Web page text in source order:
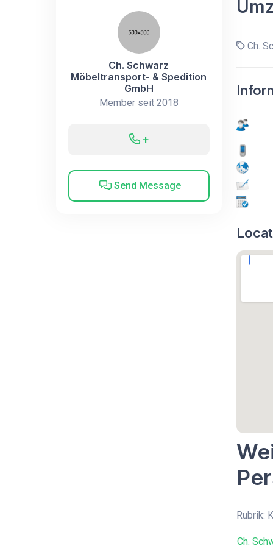
Ch. Schwarz
Möbeltransport- & Spedition
GmbH
Member seit 2018
+
Send Message
Ch.
Rubrik:
Ch.